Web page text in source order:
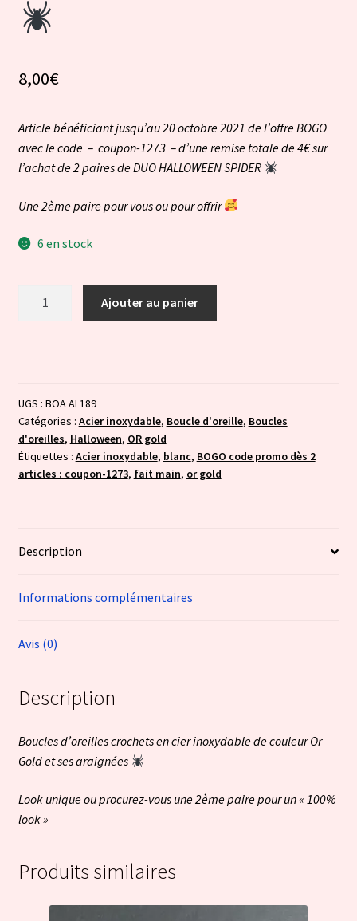
8,00€
Article bénéficiant jusqu’au 20 octobre 2021 de l’offre BOGO
avec le code – coupon-1273 – d’une remise totale de 4€ sur
l’achat de 2 paires de DUO HALLOWEEN SPIDER
Une 2ème paire pour vous ou pour offrir
6 en stock
Ajouter au panier
UGS : BOA AI 189
Catégories : Acier inoxydable, Boucle d'oreille, Boucles
d'oreilles, Halloween, OR gold
Étiquettes : Acier inoxydable, blanc, BOGO code promo dès 2
articles : coupon-1273, fait main, or gold
Description
Informations complémentaires
Avis (0)
Description
Boucles d’oreilles crochets en cier inoxydable de couleur Or
Gold et ses araignées
Look unique ou procurez-vous une 2ème paire pour un « 100%
look »
Produits similaires